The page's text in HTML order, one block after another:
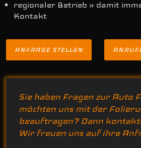
regionaler Betrieb » damit
Kontakt
ANFRAGE STELLEN
Sie haben Fragen zur Auto
möchten uns mit der
beauftragen? Dann
Wir freuen uns auf ihre